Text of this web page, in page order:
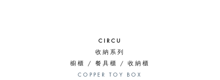
CIRCU
收納系列
櫥櫃 / 餐具櫃 / 收納櫃
COPPER TOY BOX